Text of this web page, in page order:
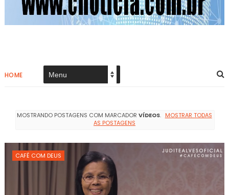
HOME
MOSTRANDO POSTAGENS COM MARCADORVÍDEOS. MOSTRAR TODAS
AS POSTAGENS
CAFÉ COM DEUS